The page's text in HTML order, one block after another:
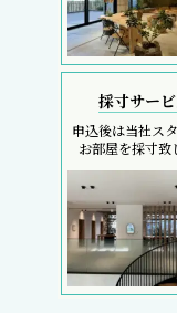
採寸サー
申込後は当社ス
お部屋を採寸致